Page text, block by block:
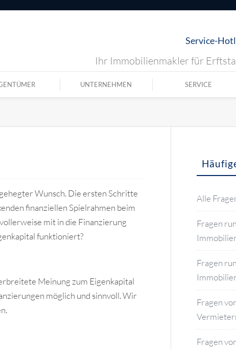
Service-
Ihr Immobilienmakler für
UNTERNEHMEN SERVICE
Wunsch. Die ersten Schritte
finanziellen Spielrahmen beim
mit in die Finanzierung
funktioniert?
Meinung zum Eigenkapital
möglich und sinnvoll. Wir
Alle
Fragen
Fragen
Fragen
Fragen